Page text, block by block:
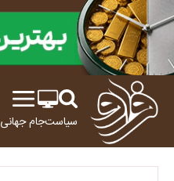
سیاستجام جهانی